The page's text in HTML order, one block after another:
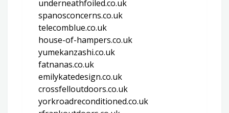
underneathfoiled.co.uk
spanosconcerns.co.uk
telecomblue.co.uk
house-of-hampers.co.uk
yumekanzashi.co.uk
fatnanas.co.uk
emilykatedesign.co.uk
crossfelloutdoors.co.uk
yorkroadreconditioned.co.uk